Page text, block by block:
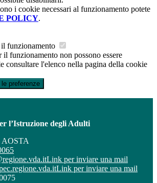
i cookie necessari al funzionamento potete
POLICY.
funzionamento
il funzionamento non possono essere
consultare l'elenco nella pagina della cookie
preferenze
l’Istruzione degli Adulti
AOSTA
Link per inviare una mail
Link per inviare una mail